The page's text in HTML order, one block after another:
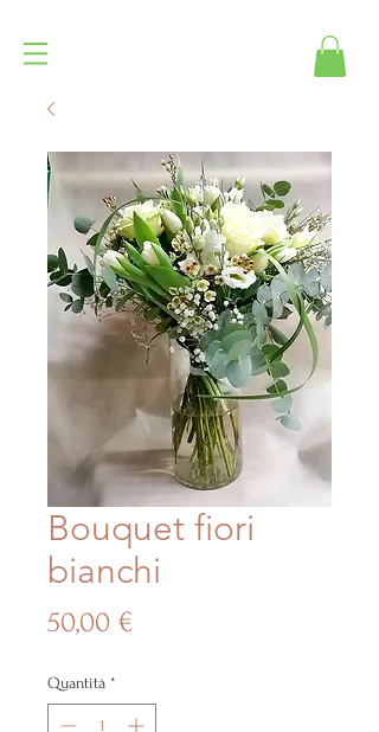
Bouquet fiori
bianchi
50,00 €
Quantità *